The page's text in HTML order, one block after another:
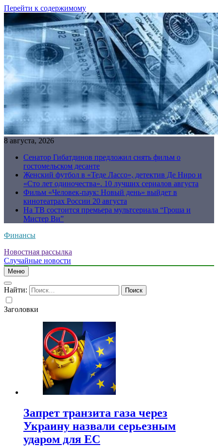
Перейти к содержимому
8 августа, 2026
Сенатор Гибатдинов предложил снять фильм о
гостомельском десанте
Женский футбол в «Теде Лассо», детектив Де Ниро и
«Сто лет одиночества». 10 лучших сериалов августа
Фильм «Человек-паук: Новый день» выйдет в
кинотеатрах России 20 августа
На ТВ состоится премьера мультсериала “Гроша и
Мистер Ви”
Финансы
Новостная рассылка
Случайные новости
Меню
Найти:
Заголовки
Запрет транзита газа через
Украину назвали серьезным
ударом для ЕС